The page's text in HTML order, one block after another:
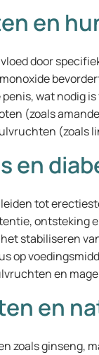
en
door
wat nodig
(zoals
(zoals
en
tot
ontsteking
stabiliseren
op
en
en
zoals ginseng,